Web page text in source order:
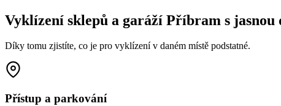
Vyklízení sklepů a garáží Příbram s jasnou
Díky tomu zjistíte, co je pro vyklízení v daném místě podstatné.
Přístup a parkování